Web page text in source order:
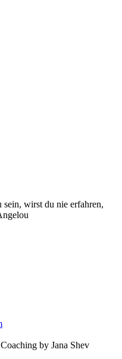
sein, wirst du nie erfahren,
by Jana Shev